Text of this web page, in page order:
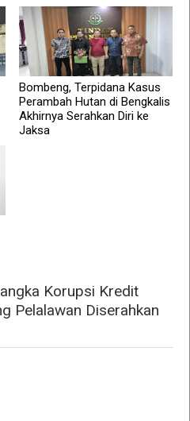
Bombeng, Terpidana Kasus
Perambah Hutan di Bengkalis
Akhirnya Serahkan Diri ke
Jaksa
Korupsi Kredit
Pelalawan Diserahkan